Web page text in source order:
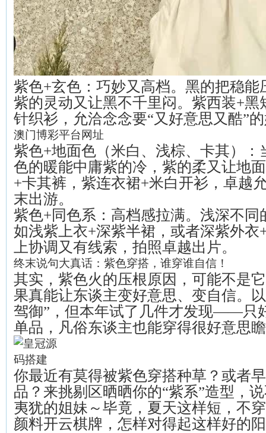
紫色+玄色：巧妙又高档。黑的把稳能
紫的灵动又让黑不千里闷。紫西装+黑
针织衫，允洽念念要“又好意思又酷”
澳门博彩平台网址
紫色+地面色（米白、浅棕、卡其）：
色的暖能中庸紫的冷，紫的柔又让地
+卡其裤，紫连衣裙+米白开衫，卓越
末出游。
紫色+同色系：高档感拉满。浅深不同
如浅紫上衣+深紫半裙，或者深紫外衣
上协调又有线索，拍照卓越出片。
终末说句大真话：紫色穿搭，谁穿谁自信！
其实，紫色火的压根原因，可能不是
果真能让东谈主变好意思、变自信。
驾御”，但本年试了几件才发现——只
单品，凡俗东谈主也能穿得很好意思
你最近有莫得被紫色穿搭种草？或者
品？来挑剔区晒晒你的“紫系”造型，
夷犹的姐妹～毕竟，夏天这样短，不
颜料开云棋牌，怎样对得起这样好的